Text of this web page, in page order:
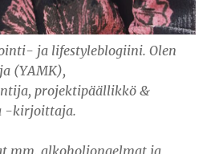
ja lifestyleblogiini. Olen
(YAMK),
projektipäällikkö &
-kirjoittaja.